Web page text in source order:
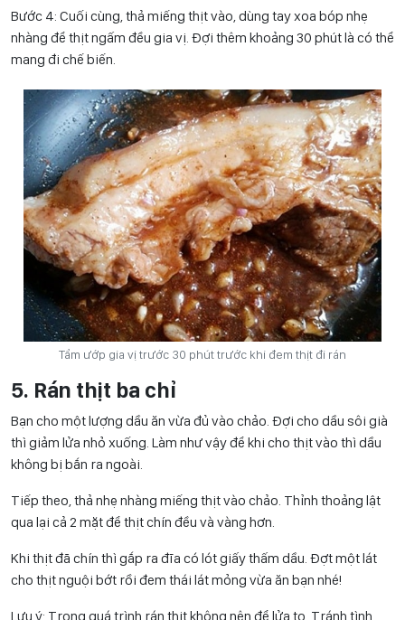
Bước 4: Cuối cùng, thả miếng thịt vào, dùng tay xoa bóp nhẹ
nhàng để thịt ngấm đều gia vị. Đợi thêm khoảng 30 phút là có thể
mang đi chế biến.
Tẩm ướp gia vị trước 30 phút trước khi đem thịt đi rán
5. Rán thịt ba chỉ
Bạn cho một lượng dầu ăn vừa đủ vào chảo. Đợi cho dầu sôi già
thì giảm lửa nhỏ xuống. Làm như vậy để khi cho thịt vào thì dầu
không bị bắn ra ngoài.
Tiếp theo, thả nhẹ nhàng miếng thịt vào chảo. Thỉnh thoảng lật
qua lại cả 2 mặt để thịt chín đều và vàng hơn.
Khi thịt đã chín thì gắp ra đĩa có lót giấy thấm dầu. Đợt một lát
cho thịt nguội bớt rồi đem thái lát mỏng vừa ăn bạn nhé!
Lưu ý: Trong quá trình rán thịt không nên để lửa to. Tránh tình